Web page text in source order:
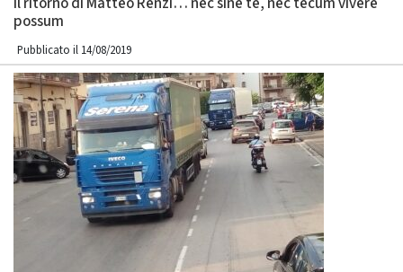
possum
Pubblicato il 14/08/2019